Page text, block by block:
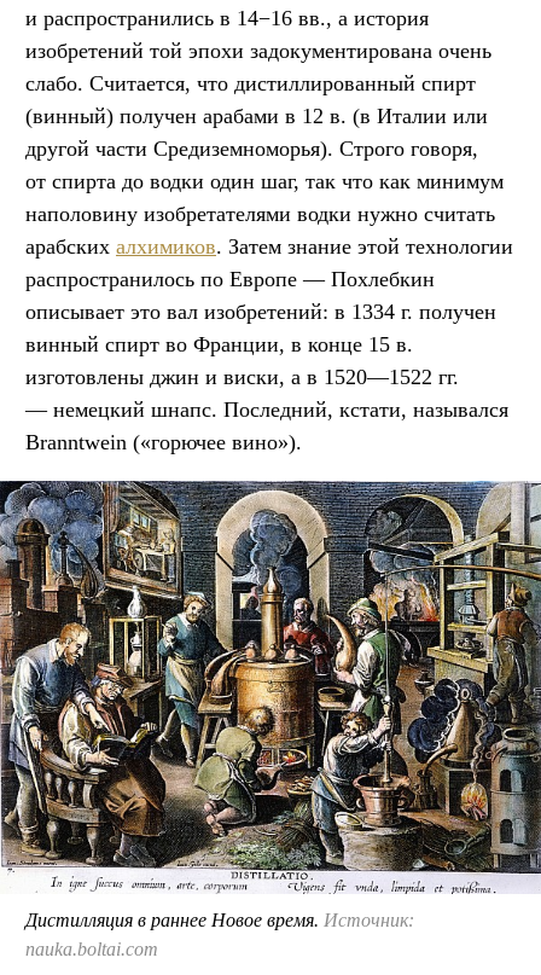
и распространились в 14−16 вв., а история
изобретений той эпохи задокументирована очень
слабо. Считается, что дистиллированный спирт
(винный) получен арабами в 12 в. (в Италии или
другой части Средиземноморья). Строго говоря,
от спирта до водки один шаг, так что как минимум
наполовину изобретателями водки нужно считать
арабских алхимиков. Затем знание этой технологии
распространилось по Европе — Похлебкин
описывает это вал изобретений: в 1334 г. получен
винный спирт во Франции, в конце 15 в.
изготовлены джин и виски, а в 1520—1522 гг.
— немецкий шнапс. Последний, кстати, назывался
Branntwein («горючее вино»).
Дистилляция в раннее Новое время. Источник:
nauka.boltai.com